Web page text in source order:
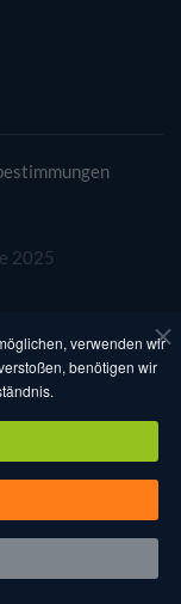
2025
verwenden wir
benötigen wir